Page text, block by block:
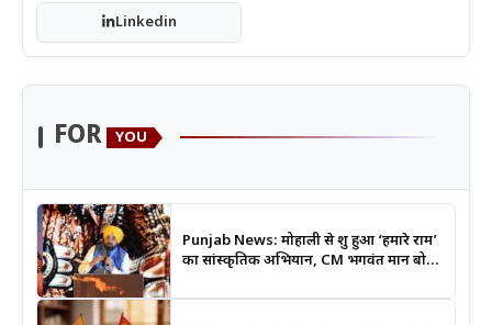
Linkedin
FOR YOU
Punjab News: मोहाली से शुरू हुआ ‘हमारे राम’
का सांस्कृतिक अभियान, CM भगवंत मान बोले-